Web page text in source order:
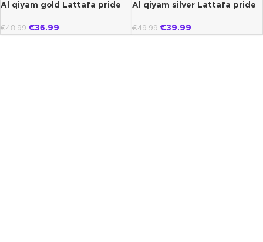
Al qiyam gold Lattafa pride
€48.99 €36.99
Al qiyam silver Lattafa pride
€49.99 €39.99